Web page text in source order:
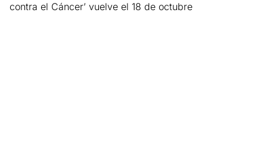
contra el Cáncer’ vuelve el 18 de octubre